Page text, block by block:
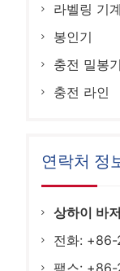
라벨링 기계
봉인기
충전 밀봉기
충전 라인
연락처 정
상하이 바
전화: